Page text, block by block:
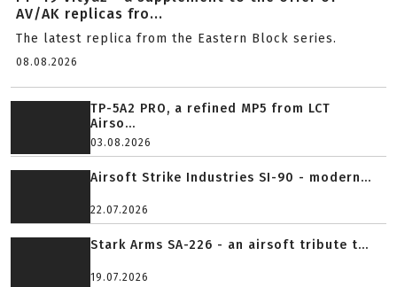
AV/AK replicas fro...
The latest replica from the Eastern Block series.
08.08.2026
TP-5A2 PRO, a refined MP5 from LCT
Airso...
03.08.2026
Airsoft Strike Industries SI-90 - modern...
22.07.2026
Stark Arms SA-226 - an airsoft tribute t...
19.07.2026